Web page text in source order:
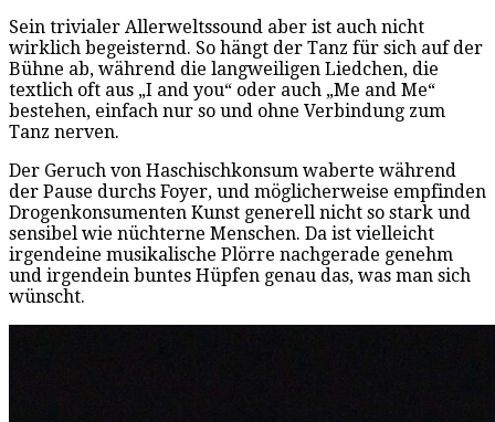
Sein trivialer Allerweltssound aber ist auch nicht
wirklich begeisternd. So hängt der Tanz für sich auf der
Bühne ab, während die langweiligen Liedchen, die
textlich oft aus „I and you“ oder auch „Me and Me“
bestehen, einfach nur so und ohne Verbindung zum
Tanz nerven.
Der Geruch von Haschischkonsum waberte während
der Pause durchs Foyer, und möglicherweise empfinden
Drogenkonsumenten Kunst generell nicht so stark und
sensibel wie nüchterne Menschen. Da ist vielleicht
irgendeine musikalische Plörre nachgerade genehm
und irgendein buntes Hüpfen genau das, was man sich
wünscht.